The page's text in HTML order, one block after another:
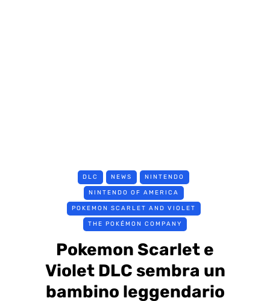
DLC NEWS NINTENDO
NINTENDO OF AMERICA
POKEMON SCARLET AND VIOLET
THE POKÉMON COMPANY
Pokemon Scarlet e
Violet DLC sembra un
bambino leggendario